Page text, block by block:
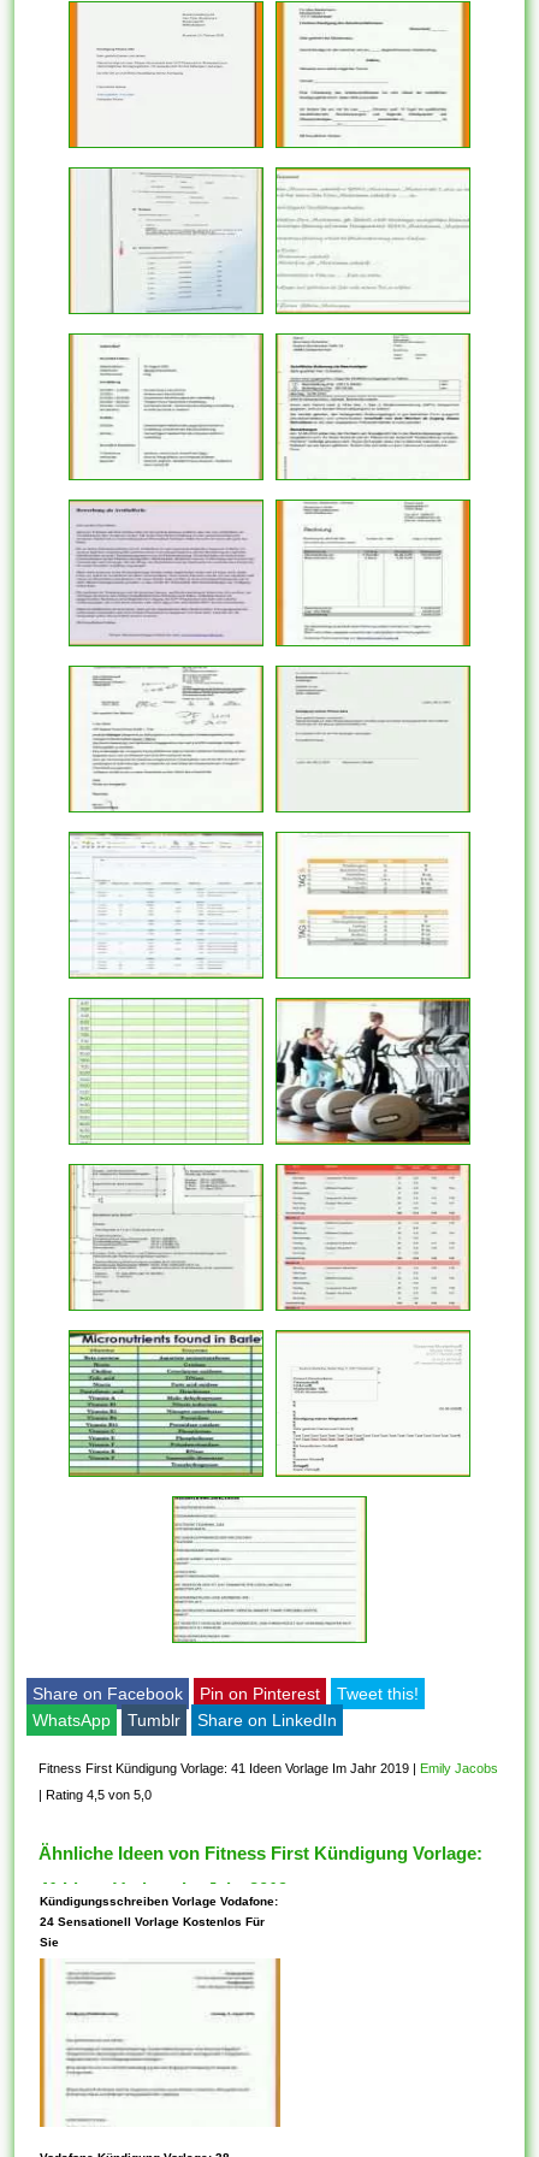
Share on Facebook Pin on Pinterest
Tweet this!
WhatsApp
Tumblr Share on LinkedIn
Fitness First Kündigung Vorlage: 41 Ideen Vorlage Im Jahr 2019 | Emily Jacobs
|Rating 4,5 von 5,0
Ähnliche Ideen von Fitness First Kündigung Vorlage:
41 Ideen Vorlage Im Jahr 2019
Kündigungsschreiben Vorlage Vodafone:
24 Sensationell Vorlage Kostenlos Für
Sie